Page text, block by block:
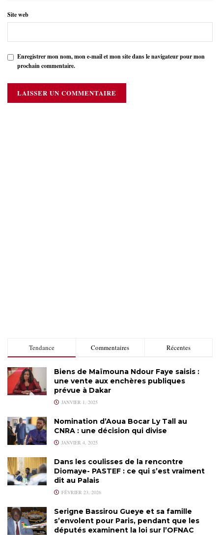
Site web
Enregistrer mon nom, mon e-mail et mon site dans le navigateur pour mon
prochain commentaire.
Tendance Commentaires Récentes
Biens de Maïmouna Ndour Faye saisis :
une vente aux enchères publiques
prévue à Dakar
JANVIER 1, 2025
Nomination d’Aoua Bocar Ly Tall au
CNRA : une décision qui divise
JANVIER 4, 2025
Dans les coulisses de la rencontre
Diomaye- PASTEF : ce qui s’est vraiment
dit au Palais
FÉVRIER 23, 2026
Serigne Bassirou Gueye et sa famille
s’envolent pour Paris, pendant que les
députés examinent la loi sur l’OFNAC